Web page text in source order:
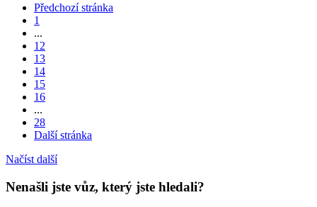
Předchozí stránka
1
...
12
13
14
15
16
...
28
Další stránka
Načíst další
Nenašli jste vůz, který jste hledali?